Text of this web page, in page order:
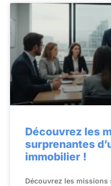
Découvrez les
surprenantes
immobilier !
Découvrez les missions